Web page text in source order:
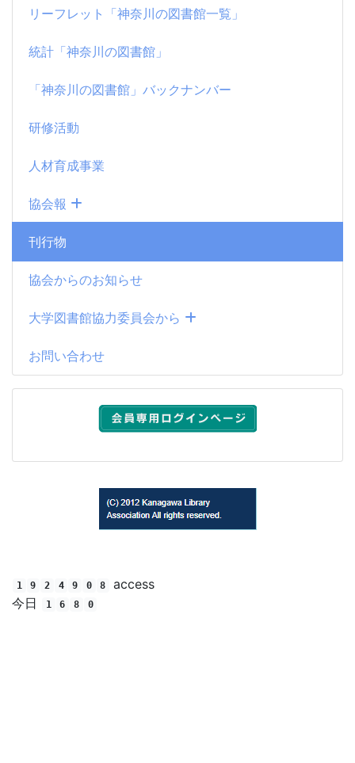
リーフレット「神奈川の図書館一覧」
統計「神奈川の図書館」
「神奈川の図書館」バックナンバー
研修活動
人材育成事業
協会報
刊行物
協会からのお知らせ
大学図書館協力委員会から
お問い合わせ
1 9 2 4 9 0 8
access
今日
1 6 8 0